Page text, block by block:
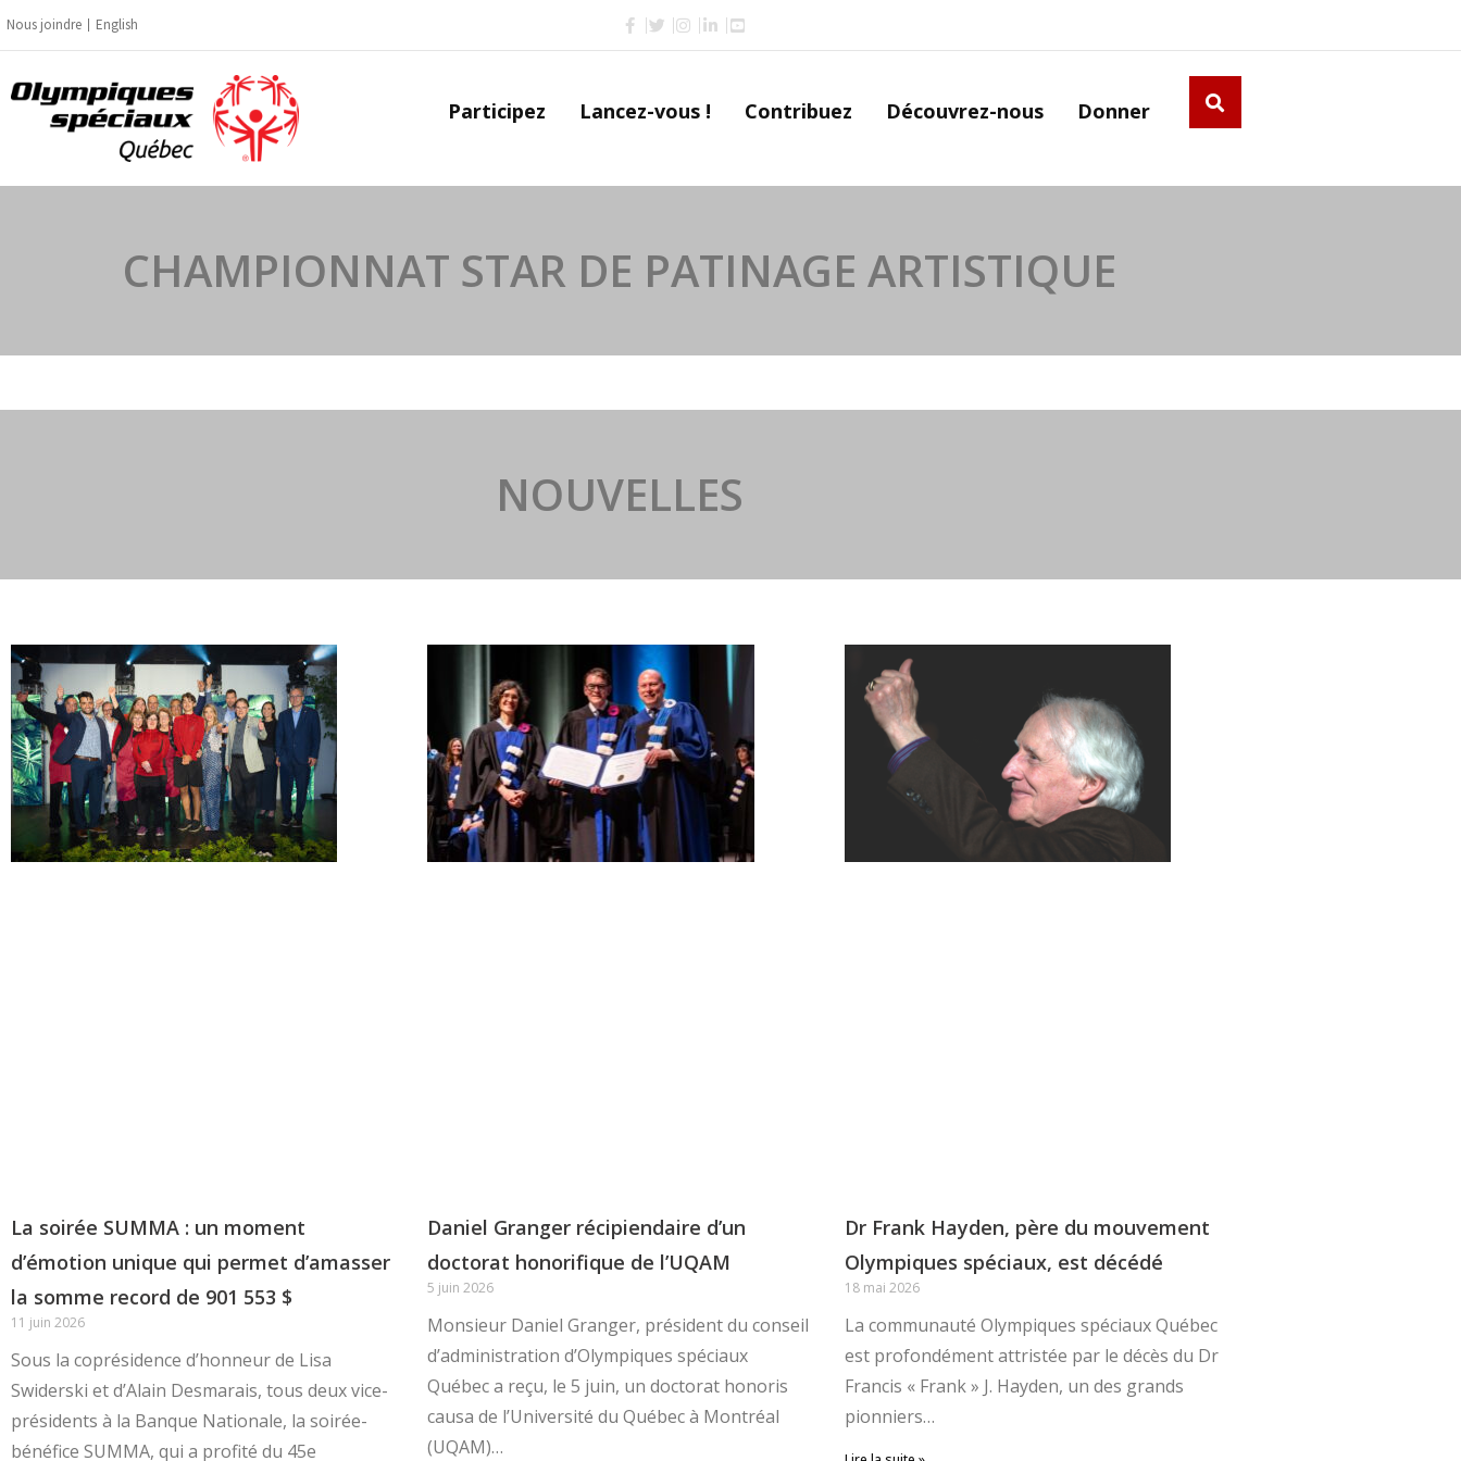
Aller
au
Nous joindre English
Participez Lancez-vous ! Contribuez Découvrez-nous Donner
CHAMPIONNAT STAR DE PATINAGE ARTISTIQUE
NOUVELLES
La soirée SUMMA : un moment
d’émotion unique qui permet d’amasser
la somme record de 901 553 $
11 juin 2026
Sous la coprésidence d’honneur de Lisa
Swiderski et d’Alain Desmarais, tous deux vice-
présidents à la Banque Nationale, la soirée-
bénéfice SUMMA, qui a profité du 45e
Daniel Granger récipiendaire d’un
doctorat honorifique de l’UQAM
5 juin 2026
Monsieur Daniel Granger, président du conseil
d’administration d’Olympiques spéciaux
Québec a reçu, le 5 juin, un doctorat honoris
causa de l’Université du Québec à Montréal
(UQAM)…
Dr Frank Hayden, père du mouvement
Olympiques spéciaux, est décédé
18 mai 2026
La communauté Olympiques spéciaux Québec
est profondément attristée par le décès du Dr
Francis « Frank » J. Hayden, un des grands
pionniers…